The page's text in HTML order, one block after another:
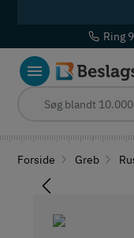
Ring
Forside Greb